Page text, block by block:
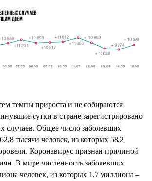
темпы прироста и не собираются
сутки в стране зарегистрировано
случаев. Общее число заболевших
тысячи человек, из которых 58,2
Коронавирус признан причиной
В мире численность заболевших
человек, из которых 1,7 миллиона –